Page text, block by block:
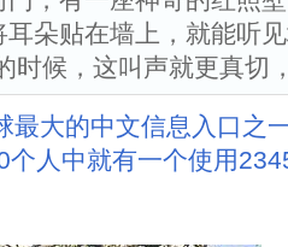
朵贴在墙上，就能听
时候，这叫声就更真切
最大的中文信息入口之
个人中就有一个使用